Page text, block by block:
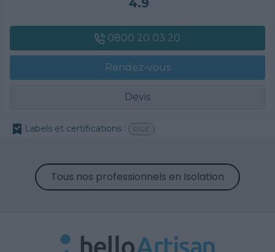
4.9
0800 20 03 20
Rendez-vous
Devis
Labels et certifications : RGE
Tous nos professionnels en Isolation